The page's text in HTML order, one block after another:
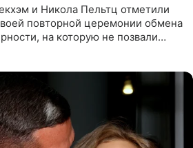
и Никола Пельтц отметили
повторной церемонии обмена
на которую не позвали